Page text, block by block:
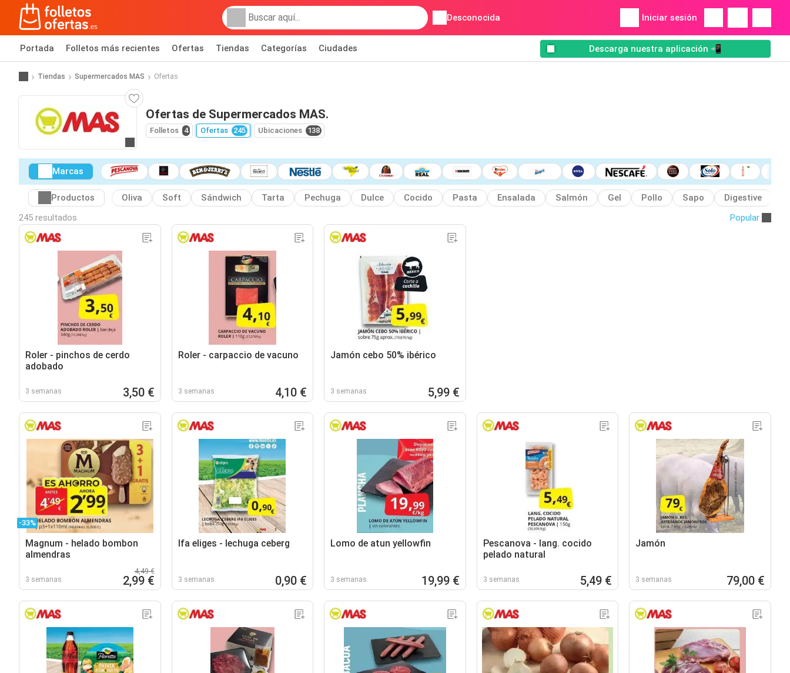
Desconocida Iniciar sesión
Portada Folletos más recientes Ofertas Tiendas Categorías Ciudades Descarga nuestra aplicación 📲
Tiendas Supermercados MAS Ofertas
Ofertas de Supermercados MAS.
Folletos 4 Ofertas 245 Ubicaciones 138
Marcas
Productos Oliva Soft Sándwich Tarta Pechuga Dulce Cocido Pasta Ensalada Salmón Gel Pollo Sapo Digestive
245 resultados
Popular
Roler - pinchos de cerdo
adobado
3 semanas 3,50 €
Roler - carpaccio de vacuno
3 semanas 4,10 €
Jamón cebo 50% ibérico
3 semanas 5,99 €
-33%
Magnum - helado bombon
almendras
3 semanas
4,49 €
2,99 €
Ifa eliges - lechuga ceberg
3 semanas 0,90 €
Lomo de atun yellowfin
3 semanas 19,99 €
Pescanova - lang. cocido
pelado natural
3 semanas 5,49 €
Jamón
3 semanas 79,00 €